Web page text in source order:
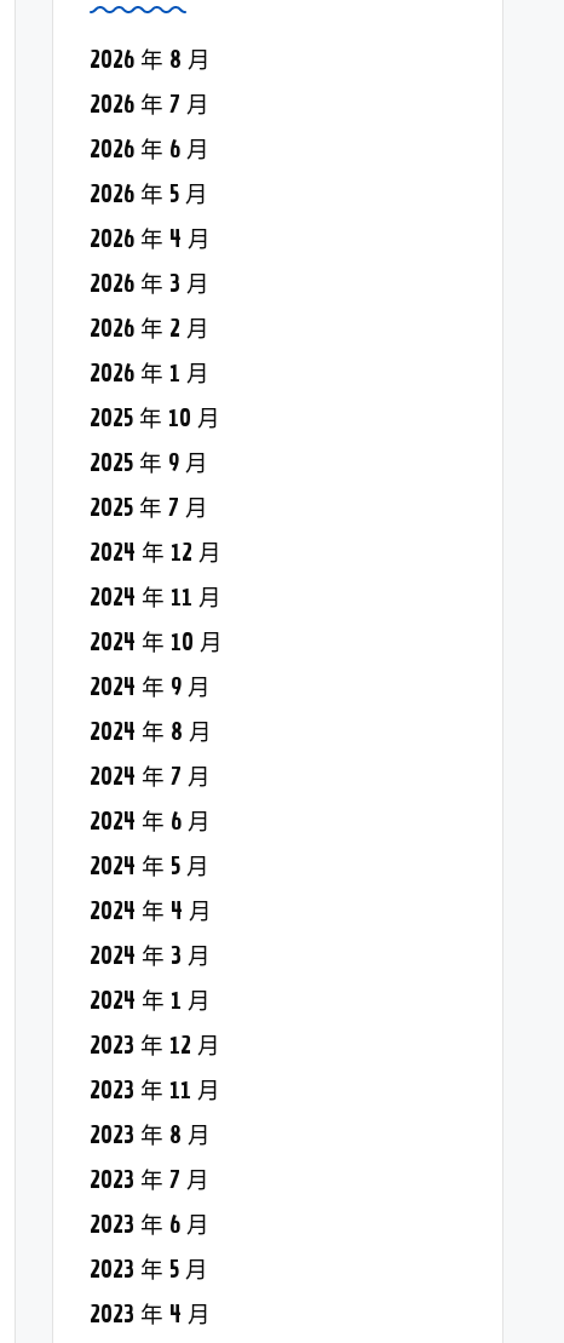
2026 年 8 月
2026 年 7 月
2026 年 6 月
2026 年 5 月
2026 年 4 月
2026 年 3 月
2026 年 2 月
2026 年 1 月
2025 年 10 月
2025 年 9 月
2025 年 7 月
2024 年 12 月
2024 年 11 月
2024 年 10 月
2024 年 9 月
2024 年 8 月
2024 年 7 月
2024 年 6 月
2024 年 5 月
2024 年 4 月
2024 年 3 月
2024 年 1 月
2023 年 12 月
2023 年 11 月
2023 年 8 月
2023 年 7 月
2023 年 6 月
2023 年 5 月
2023 年 4 月